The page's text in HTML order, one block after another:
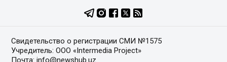
Свидетельство о регистрации СМИ №1575
Учредитель: ООО «Intermedia Project»
Почта: info@newshub.uz